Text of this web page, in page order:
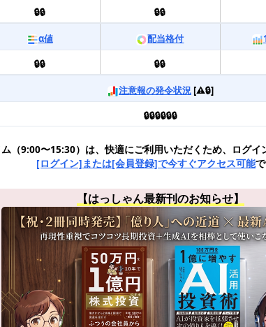
🔒🔒 🔒🔒
α値 配当格付
🔒🔒 🔒🔒
注意報の発令状況[⚠️🔒]
🔒🔒🔒🔒🔒🔒
（9:00〜15:30）は、快適にご利用いただくため、ログイ
[ログイン]または[会員登録]で今すぐアクセス可能で
【はっしゃん最新刊のお知らせ】